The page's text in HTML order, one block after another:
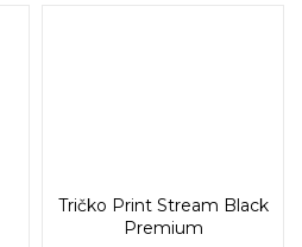
Tričko Print Stream Black
Premium